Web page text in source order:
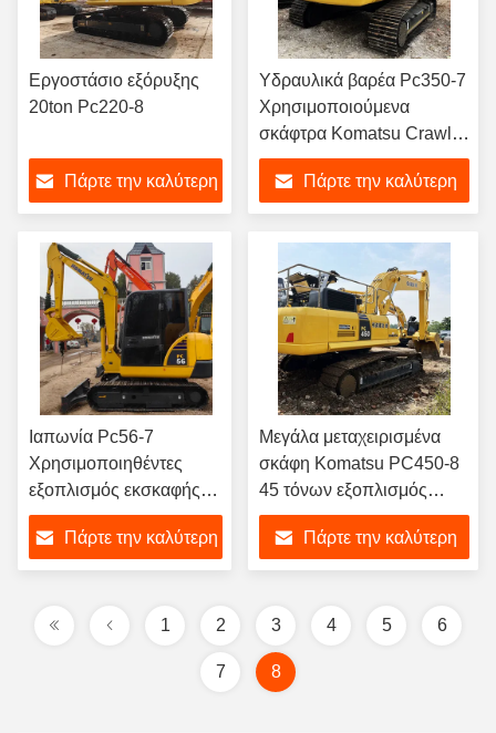
Εργοστάσιο εξόρυξης
20ton Pc220-8
Πάρτε την καλύτερη
Υδραυλικά βαρέα Pc350-7
Χρησιμοποιούμενα
σκάφτρα Komatsu Crawler
35 τόνους
Πάρτε την καλύτερη
Ιαπωνία Pc56-7
Χρησιμοποιηθέντες
εξοπλισμός εκσκαφής
Komatsu
Πάρτε την καλύτερη
Μεγάλα μεταχειρισμένα
σκάφη Komatsu PC450-8
45 τόνων εξοπλισμός
μεταφοράς γης
Πάρτε την καλύτερη
1 2 3 4 5 6
7 8